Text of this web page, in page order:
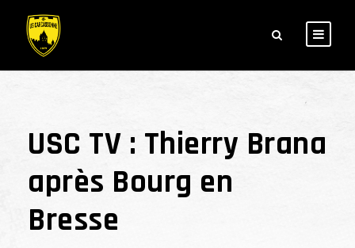
USC TV : Thierry Brana
après Bourg en
Bresse